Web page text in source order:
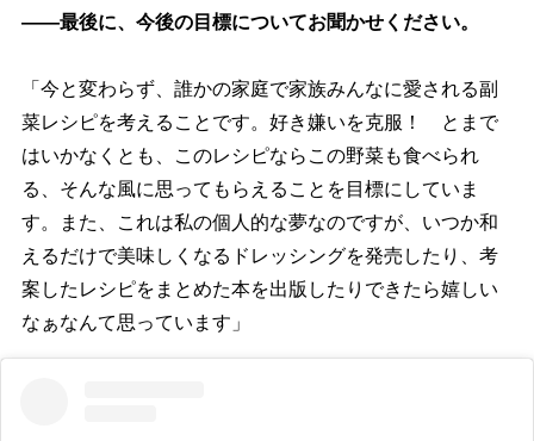
――最後に、今後の目標についてお聞かせください。
「今と変わらず、誰かの家庭で家族みんなに愛される副
菜レシピを考えることです。好き嫌いを克服！ とまで
はいかなくとも、このレシピならこの野菜も食べられ
る、そんな風に思ってもらえることを目標にしていま
す。また、これは私の個人的な夢なのですが、いつか和
えるだけで美味しくなるドレッシングを発売したり、考
案したレシピをまとめた本を出版したりできたら嬉しい
なぁなんて思っています」